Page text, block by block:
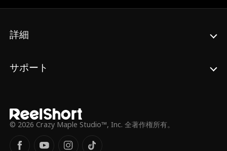
詳細
サポート
© 2026 Crazy Maple Studio™, Inc. 全著作権所有。